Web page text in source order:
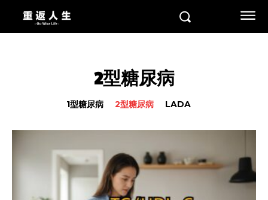
2型糖尿病
1型糖尿病 2型糖尿病 LADA